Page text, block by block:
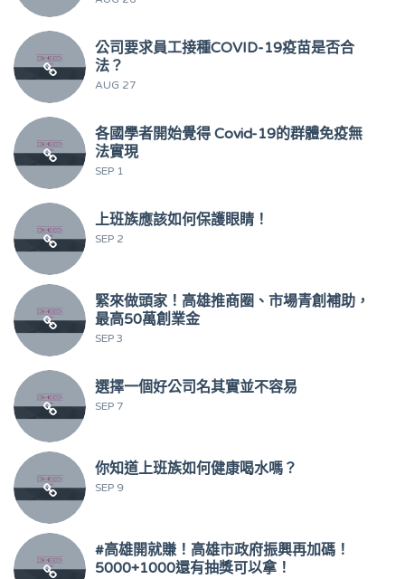
公司要求員工接種COVID-19疫苗是否合
法？
AUG 27
各國學者開始覺得 Covid-19的群體免疫無
法實現
SEP 1
上班族應該如何保護眼睛！
SEP 2
緊來做頭家！高雄推商圈、市場青創補助，
最高50萬創業金
SEP 3
選擇一個好公司名其實並不容易
SEP 7
你知道上班族如何健康喝水嗎？
SEP 9
#高雄開就賺！高雄市政府振興再加碼！
5000+1000還有抽獎可以拿！